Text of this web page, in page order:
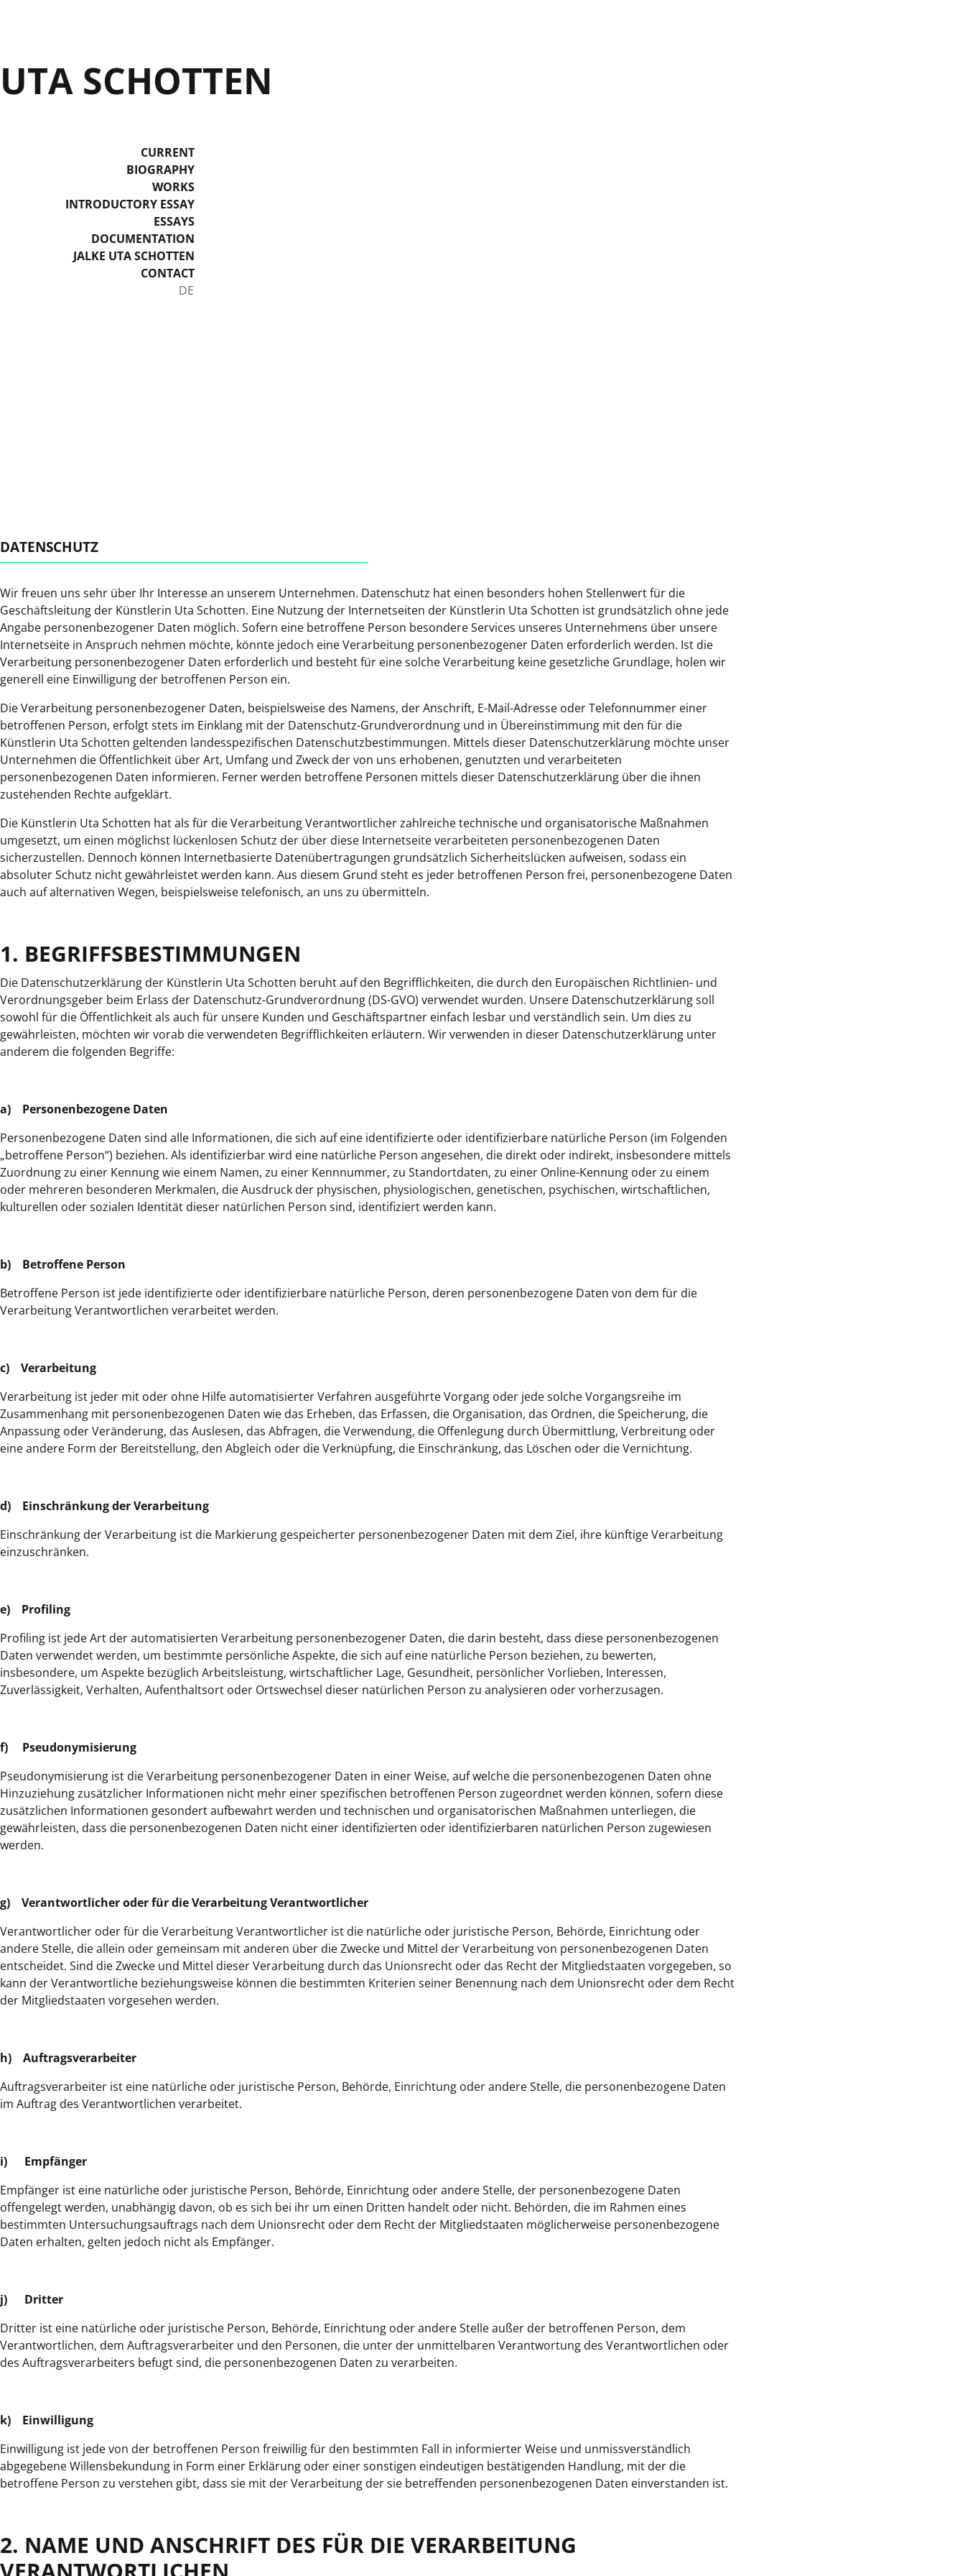
UTA SCHOTTEN
CURRENT
BIOGRAPHY
WORKS
INTRODUCTORY ESSAY
ESSAYS
DOCUMENTATION
JALKE UTA SCHOTTEN
CONTACT
DE
DATENSCHUTZ
Wir freuen uns sehr über Ihr Interesse an unserem Unternehmen. Datenschutz hat einen besonders hohen Stellenwert für die
Geschäftsleitung der Künstlerin Uta Schotten. Eine Nutzung der Internetseiten der Künstlerin Uta Schotten ist grundsätzlich ohne jede
Angabe personenbezogener Daten möglich. Sofern eine betroffene Person besondere Services unseres Unternehmens über unsere
Internetseite in Anspruch nehmen möchte, könnte jedoch eine Verarbeitung personenbezogener Daten erforderlich werden. Ist die
Verarbeitung personenbezogener Daten erforderlich und besteht für eine solche Verarbeitung keine gesetzliche Grundlage, holen wir
generell eine Einwilligung der betroffenen Person ein.
Die Verarbeitung personenbezogener Daten, beispielsweise des Namens, der Anschrift, E-Mail-Adresse oder Telefonnummer einer
betroffenen Person, erfolgt stets im Einklang mit der Datenschutz-Grundverordnung und in Übereinstimmung mit den für die
Künstlerin Uta Schotten geltenden landesspezifischen Datenschutzbestimmungen. Mittels dieser Datenschutzerklärung möchte unser
Unternehmen die Öffentlichkeit über Art, Umfang und Zweck der von uns erhobenen, genutzten und verarbeiteten
personenbezogenen Daten informieren. Ferner werden betroffene Personen mittels dieser Datenschutzerklärung über die ihnen
zustehenden Rechte aufgeklärt.
Die Künstlerin Uta Schotten hat als für die Verarbeitung Verantwortlicher zahlreiche technische und organisatorische Maßnahmen
umgesetzt, um einen möglichst lückenlosen Schutz der über diese Internetseite verarbeiteten personenbezogenen Daten
sicherzustellen. Dennoch können Internetbasierte Datenübertragungen grundsätzlich Sicherheitslücken aufweisen, sodass ein
absoluter Schutz nicht gewährleistet werden kann. Aus diesem Grund steht es jeder betroffenen Person frei, personenbezogene Daten
auch auf alternativen Wegen, beispielsweise telefonisch, an uns zu übermitteln.
1. BEGRIFFSBESTIMMUNGEN
Die Datenschutzerklärung der Künstlerin Uta Schotten beruht auf den Begrifflichkeiten, die durch den Europäischen Richtlinien- und
Verordnungsgeber beim Erlass der Datenschutz-Grundverordnung (DS-GVO) verwendet wurden. Unsere Datenschutzerklärung soll
sowohl für die Öffentlichkeit als auch für unsere Kunden und Geschäftspartner einfach lesbar und verständlich sein. Um dies zu
gewährleisten, möchten wir vorab die verwendeten Begrifflichkeiten erläutern. Wir verwenden in dieser Datenschutzerklärung unter
anderem die folgenden Begriffe:
a) Personenbezogene Daten
Personenbezogene Daten sind alle Informationen, die sich auf eine identifizierte oder identifizierbare natürliche Person (im Folgenden
„betroffene Person“) beziehen. Als identifizierbar wird eine natürliche Person angesehen, die direkt oder indirekt, insbesondere mittels
Zuordnung zu einer Kennung wie einem Namen, zu einer Kennnummer, zu Standortdaten, zu einer Online-Kennung oder zu einem
oder mehreren besonderen Merkmalen, die Ausdruck der physischen, physiologischen, genetischen, psychischen, wirtschaftlichen,
kulturellen oder sozialen Identität dieser natürlichen Person sind, identifiziert werden kann.
b) Betroffene Person
Betroffene Person ist jede identifizierte oder identifizierbare natürliche Person, deren personenbezogene Daten von dem für die
Verarbeitung Verantwortlichen verarbeitet werden.
c) Verarbeitung
Verarbeitung ist jeder mit oder ohne Hilfe automatisierter Verfahren ausgeführte Vorgang oder jede solche Vorgangsreihe im
Zusammenhang mit personenbezogenen Daten wie das Erheben, das Erfassen, die Organisation, das Ordnen, die Speicherung, die
Anpassung oder Veränderung, das Auslesen, das Abfragen, die Verwendung, die Offenlegung durch Übermittlung, Verbreitung oder
eine andere Form der Bereitstellung, den Abgleich oder die Verknüpfung, die Einschränkung, das Löschen oder die Vernichtung.
d) Einschränkung der Verarbeitung
Einschränkung der Verarbeitung ist die Markierung gespeicherter personenbezogener Daten mit dem Ziel, ihre künftige Verarbeitung
einzuschränken.
e) Profiling
Profiling ist jede Art der automatisierten Verarbeitung personenbezogener Daten, die darin besteht, dass diese personenbezogenen
Daten verwendet werden, um bestimmte persönliche Aspekte, die sich auf eine natürliche Person beziehen, zu bewerten,
insbesondere, um Aspekte bezüglich Arbeitsleistung, wirtschaftlicher Lage, Gesundheit, persönlicher Vorlieben, Interessen,
Zuverlässigkeit, Verhalten, Aufenthaltsort oder Ortswechsel dieser natürlichen Person zu analysieren oder vorherzusagen.
f) Pseudonymisierung
Pseudonymisierung ist die Verarbeitung personenbezogener Daten in einer Weise, auf welche die personenbezogenen Daten ohne
Hinzuziehung zusätzlicher Informationen nicht mehr einer spezifischen betroffenen Person zugeordnet werden können, sofern diese
zusätzlichen Informationen gesondert aufbewahrt werden und technischen und organisatorischen Maßnahmen unterliegen, die
gewährleisten, dass die personenbezogenen Daten nicht einer identifizierten oder identifizierbaren natürlichen Person zugewiesen
werden.
g) Verantwortlicher oder für die Verarbeitung Verantwortlicher
Verantwortlicher oder für die Verarbeitung Verantwortlicher ist die natürliche oder juristische Person, Behörde, Einrichtung oder
andere Stelle, die allein oder gemeinsam mit anderen über die Zwecke und Mittel der Verarbeitung von personenbezogenen Daten
entscheidet. Sind die Zwecke und Mittel dieser Verarbeitung durch das Unionsrecht oder das Recht der Mitgliedstaaten vorgegeben, so
kann der Verantwortliche beziehungsweise können die bestimmten Kriterien seiner Benennung nach dem Unionsrecht oder dem Recht
der Mitgliedstaaten vorgesehen werden.
h) Auftragsverarbeiter
Auftragsverarbeiter ist eine natürliche oder juristische Person, Behörde, Einrichtung oder andere Stelle, die personenbezogene Daten
im Auftrag des Verantwortlichen verarbeitet.
i) Empfänger
Empfänger ist eine natürliche oder juristische Person, Behörde, Einrichtung oder andere Stelle, der personenbezogene Daten
offengelegt werden, unabhängig davon, ob es sich bei ihr um einen Dritten handelt oder nicht. Behörden, die im Rahmen eines
bestimmten Untersuchungsauftrags nach dem Unionsrecht oder dem Recht der Mitgliedstaaten möglicherweise personenbezogene
Daten erhalten, gelten jedoch nicht als Empfänger.
j) Dritter
Dritter ist eine natürliche oder juristische Person, Behörde, Einrichtung oder andere Stelle außer der betroffenen Person, dem
Verantwortlichen, dem Auftragsverarbeiter und den Personen, die unter der unmittelbaren Verantwortung des Verantwortlichen oder
des Auftragsverarbeiters befugt sind, die personenbezogenen Daten zu verarbeiten.
k) Einwilligung
Einwilligung ist jede von der betroffenen Person freiwillig für den bestimmten Fall in informierter Weise und unmissverständlich
abgegebene Willensbekundung in Form einer Erklärung oder einer sonstigen eindeutigen bestätigenden Handlung, mit der die
betroffene Person zu verstehen gibt, dass sie mit der Verarbeitung der sie betreffenden personenbezogenen Daten einverstanden ist.
2. NAME UND ANSCHRIFT DES FÜR DIE VERARBEITUNG